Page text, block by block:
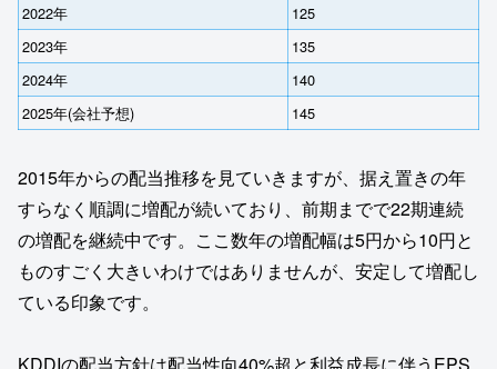
2022年
125
2023年
135
2024年
140
2025年(会社予想)
145
2015年からの配当推移を見ていきますが、据え置きの年
すらなく順調に増配が続いており、前期までで22期連続
の増配を継続中です。ここ数年の増配幅は5円から10円と
ものすごく大きいわけではありませんが、安定して増配し
ている印象です。